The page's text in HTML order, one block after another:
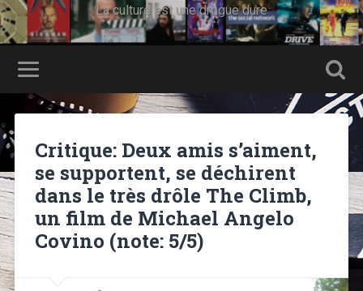
La culture est une drogue dure
Critique: Deux amis s’aiment,
se supportent, se déchirent
dans le très drôle The Climb,
un film de Michael Angelo
Covino (note: 5/5)